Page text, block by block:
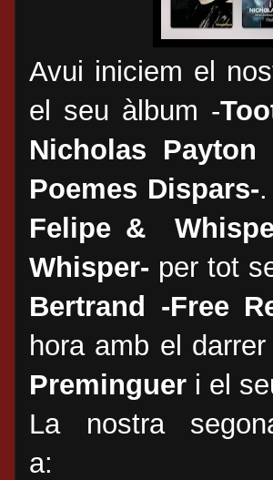
Avui iniciem el
el seu àlbum -
Nicholas Payton
Poemes Dispars-
Felipe &
Whisper- per tot
Bertrand -Free
hora amb el
Preminguer i el
La nostra